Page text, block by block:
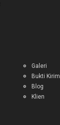
Galeri
Bukti Kirim
Blog
Klien